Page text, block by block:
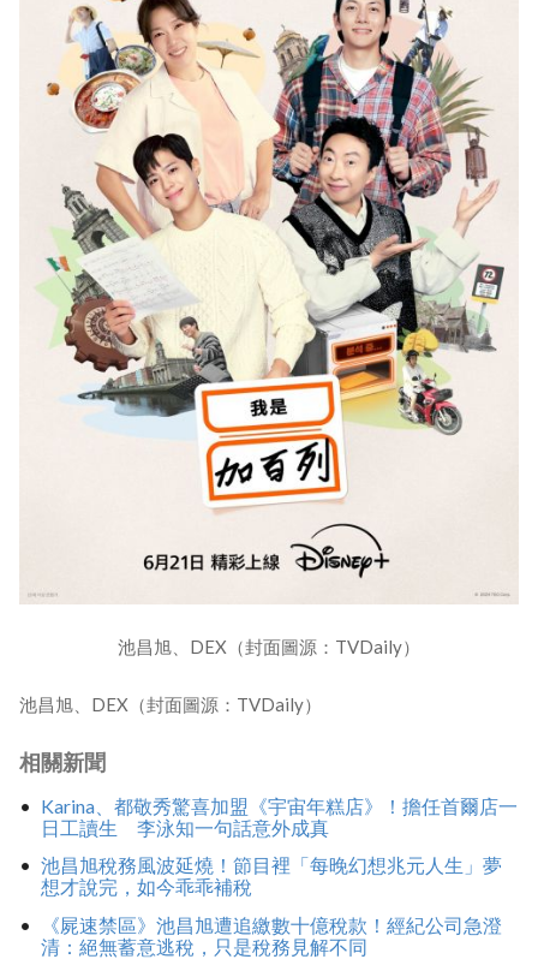
池昌旭、DEX（封面圖源：TVDaily）
池昌旭、DEX（封面圖源：TVDaily）
相關新聞
Karina、都敬秀驚喜加盟《宇宙年糕店》！擔任首爾店一
日工讀生 李泳知一句話意外成真
池昌旭稅務風波延燒！節目裡「每晚幻想兆元人生」夢
想才說完，如今乖乖補稅
《屍速禁區》池昌旭遭追繳數十億稅款！經紀公司急澄
清：絕無蓄意逃稅，只是稅務見解不同